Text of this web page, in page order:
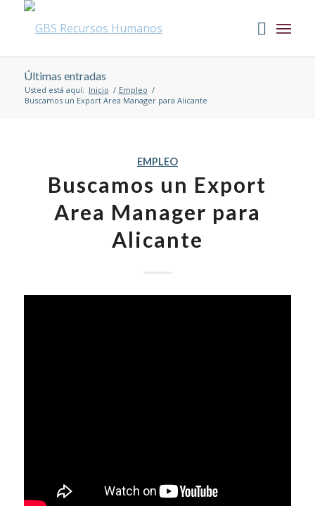
Últimas entradas
Usted está aquí: Inicio / Empleo /
Buscamos un Export Area Manager para Alicante
EMPLEO
Buscamos un Export
Area Manager para
Alicante